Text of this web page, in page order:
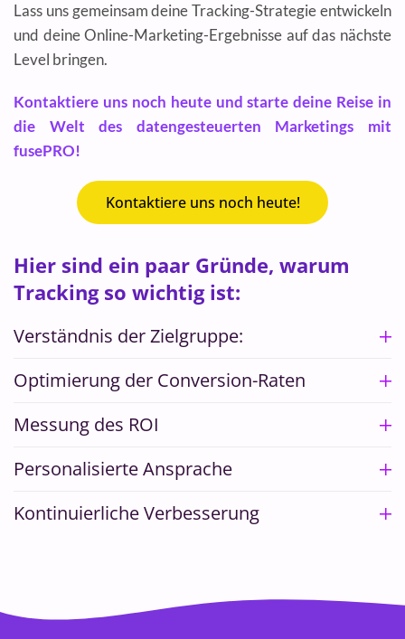
Lass uns gemeinsam deine Tracking-Strategie entwickeln
und deine Online-Marketing-Ergebnisse auf das nächste
Level bringen.
Kontaktiere uns noch heute und starte deine Reise in
die Welt des datengesteuerten Marketings mit
fusePRO!
Kontaktiere uns noch heute!
Hier sind ein paar Gründe, warum
Tracking so wichtig ist:
Verständnis der Zielgruppe:
Optimierung der Conversion-Raten
Messung des ROI
Personalisierte Ansprache
Kontinuierliche Verbesserung